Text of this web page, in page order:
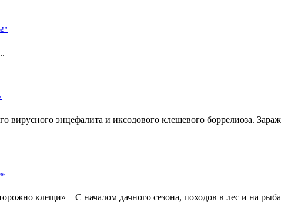
вирусного энцефалита и иксодового клещевого боррелиоза.
клещи» С началом дачного сезона, походов в лес и на